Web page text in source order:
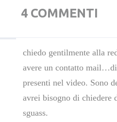
4 COMMENTI
chiedo gentilmente alla
avere un contatto
presenti nel video. Sono
avrei bisogno di chiedere
sguass.